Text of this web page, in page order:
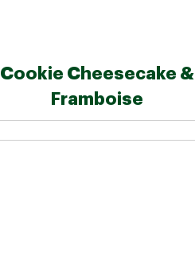
Cookie Cheesecake &
Framboise